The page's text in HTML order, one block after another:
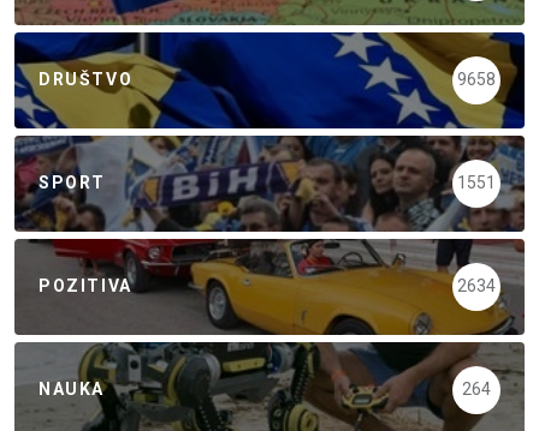
DRUŠTVO 9658
SPORT 1551
POZITIVA 2634
NAUKA 264